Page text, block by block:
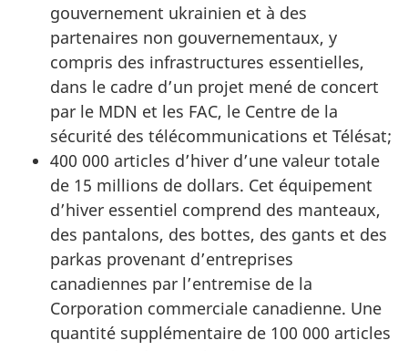
gouvernement ukrainien et à des
partenaires non gouvernementaux, y
compris des infrastructures essentielles,
dans le cadre d’un projet mené de concert
par le MDN et les FAC, le Centre de la
sécurité des télécommunications et Télésat;
400 000 articles d’hiver d’une valeur totale
de 15 millions de dollars. Cet équipement
d’hiver essentiel comprend des manteaux,
des pantalons, des bottes, des gants et des
parkas provenant d’entreprises
canadiennes par l’entremise de la
Corporation commerciale canadienne. Une
quantité supplémentaire de 100 000 articles